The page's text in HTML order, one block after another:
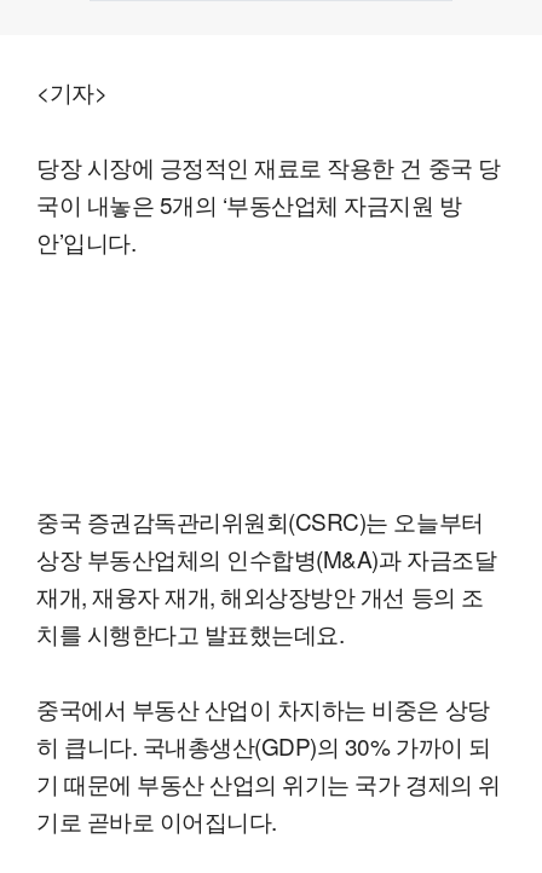
<기자>
당장 시장에 긍정적인 재료로 작용한 건 중국 당
국이 내놓은 5개의 ‘부동산업체 자금지원 방
안’입니다.
중국 증권감독관리위원회(CSRC)는 오늘부터
상장 부동산업체의 인수합병(M&A)과 자금조달
재개, 재융자 재개, 해외상장방안 개선 등의 조
치를 시행한다고 발표했는데요.
중국에서 부동산 산업이 차지하는 비중은 상당
히 큽니다. 국내총생산(GDP)의 30% 가까이 되
기 때문에 부동산 산업의 위기는 국가 경제의 위
기로 곧바로 이어집니다.